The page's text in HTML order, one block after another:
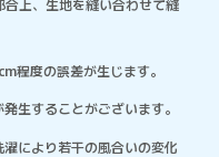
上、生地を縫い合わせて縫
程度の誤差が生じます。
生することがございます。
により若干の風合いの変化